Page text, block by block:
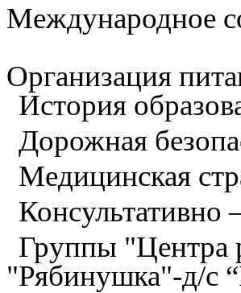
Международное
Организация
История
Дорожная
Медицинская
Группы "Центра
"Рябинушка"-д/с